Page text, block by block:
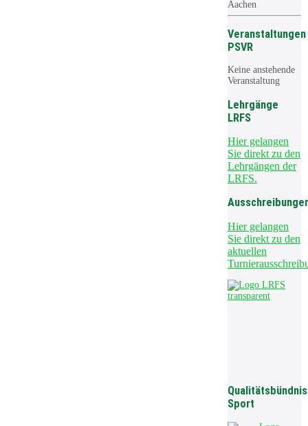
Aachen
Veranstaltungen
PSVR
Keine anstehende
Veranstaltung
Lehrgänge
LRFS
Hier gelangen
Sie direkt zu den
Lehrgängen der
LRFS.
Hier gelangen
Sie direkt zu den
aktuellen
Qualitätsbündnis
Sport